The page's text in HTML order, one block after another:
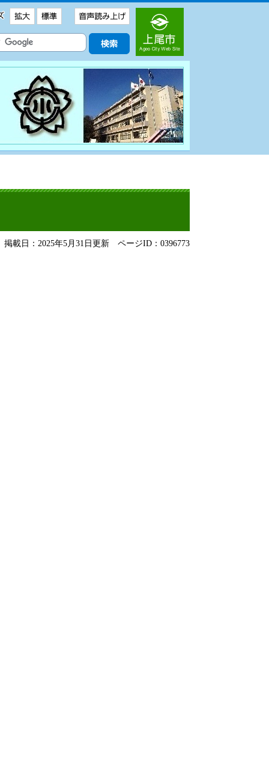
掲載日：2025年5月31日更新 ページID：0396773